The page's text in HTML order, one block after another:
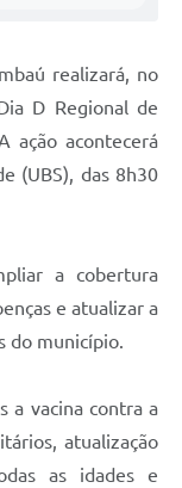
realizará, no
D Regional de
ação acontecerá
(UBS), das 8h30
a cobertura
e atualizar a
do município.
a vacina contra a
atualização
as idades e